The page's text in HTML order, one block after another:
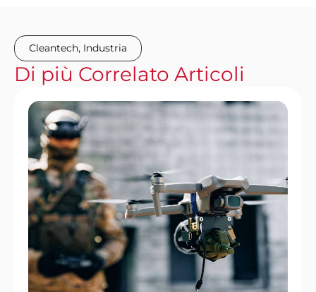
Cleantech, Industria
Di più Correlato Articoli